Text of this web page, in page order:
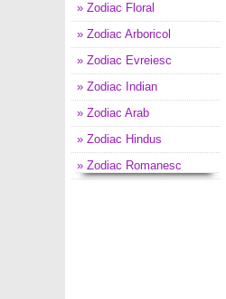
» Zodiac Floral
» Zodiac Arboricol
» Zodiac Evreiesc
» Zodiac Indian
» Zodiac Arab
» Zodiac Hindus
» Zodiac Romanesc